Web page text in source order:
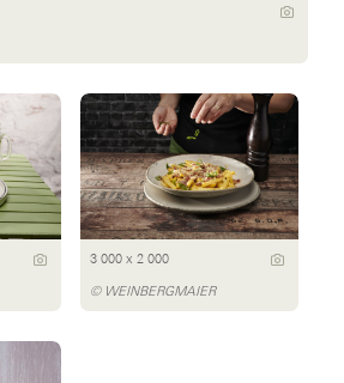
3 000 x 2 000
© WEINBERGMAIER